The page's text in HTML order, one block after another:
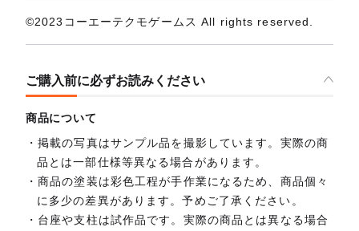
©2023コーエーテクモゲームス All rights reserved.
ご購入前に必ずお読みください
商品について
掲載の写真はサンプル品を撮影しています。実際の商
品とは一部仕様等異なる場合があります。
商品の塗装は彩色工程が手作業になるため、商品個々
に多少の差異があります。予めご了承ください。
台座や支柱は試作品です。実際の商品とは異なる場合